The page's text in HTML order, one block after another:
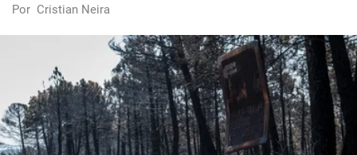
Por Cristian Neira